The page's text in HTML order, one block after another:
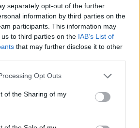
separately opt-out of the further
information by third parties on the
participants. This information may
to third parties on the IAB’s List of
that may further disclose it to other
Opt Outs
of the Sharing of my
25.08.23 13:31:41